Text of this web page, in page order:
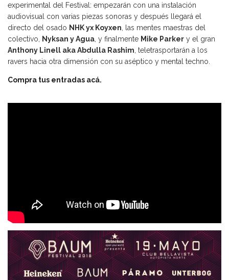
experimental del Festival: empezarán con una instalación
audiovisual con varias piezas sonoras y después llegará el
directo del osado NHK yx Koyxen , las mentes maestras del
colectivo,
Nyksan y Agua , y finalmente Mike Parker y el gran
Anthony Linell aka Abdulla Rashim , teletrasportarán a los
ravers hacia otra dimensión con su aséptico y mental techno.
Compra tus entradas acá.